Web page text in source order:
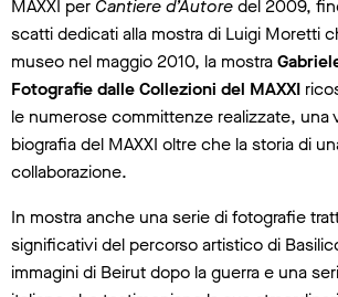
MAXXI per Cantiere d’Autoredel 2009,
scatti dedicati alla mostra di Luigi Moretti
museo nel maggio 2010, la mostra
Fotografie dalle Collezioni del MAXXI
le numerose committenze realizzate, una
biografia del MAXXI oltre che la storia di
collaborazione.
In mostra anche una serie di fotografie
significativi del percorso artistico di
immagini di Beirut dopo la guerra e una